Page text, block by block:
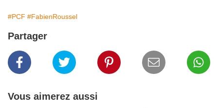
#PCF #FabienRoussel
Partager
Vous aimerez aussi